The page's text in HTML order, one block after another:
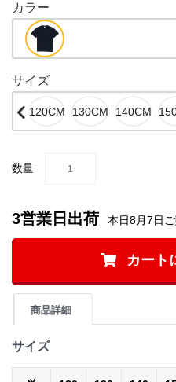
カラー
サイズ
数量
3営業日出荷 本日8月7日
カート
商品詳細
サイズ